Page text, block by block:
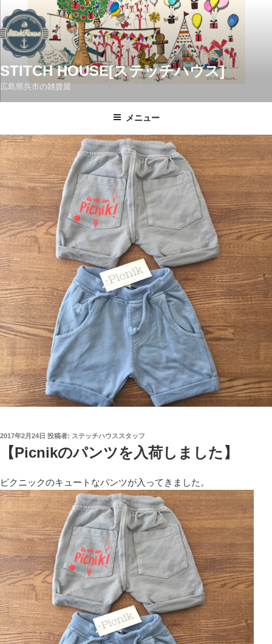
ン
テ
ン
ツ
へ
プ
STITCH HOUSE[ステッチハウス]
広島県呉市の雑貨屋
メニュー
投
2017年2月24日 投稿者: ステッチハウススタッフ
【Picnikのパンツを入荷しました】
ピクニックのキュートなパンツが入ってきました。